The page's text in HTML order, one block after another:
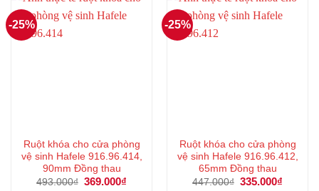
-25%
Ruột khóa cho cửa phòng
vệ sinh Hafele 916.96.414,
90mm Đồng thau
493.000₫ Giá
369.000₫
-25%
Ruột khóa cho cửa phòng
vệ sinh Hafele 916.96.412,
65mm Đồng thau
447.000₫ Giá
335.000₫